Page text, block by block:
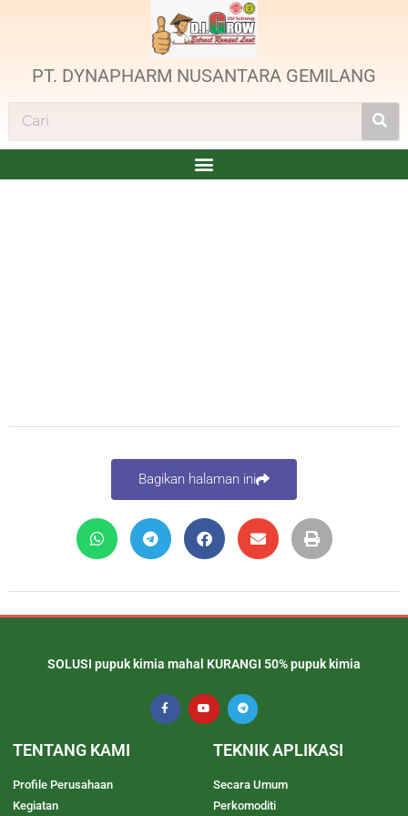
PT. DYNAPHARM NUSANTARA GEMILANG
Bagikan halaman ini
SOLUSI pupuk kimia mahal KURANGI 50% pupuk kimia
TENTANG KAMI
Profile Perusahaan
Kegiatan
TEKNIK APLIKASI
Secara Umum
Perkomoditi